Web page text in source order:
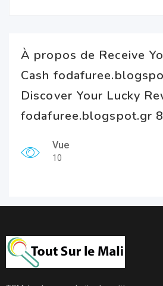
À propos de Receive
Cash
Discover Your Lucky
fodafuree.blogspot.gr
Vue
10